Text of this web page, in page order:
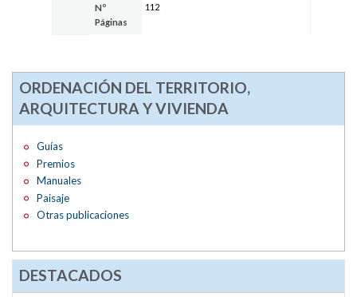
Nº
Páginas
112
ORDENACIÓN DEL TERRITORIO,
ARQUITECTURA Y VIVIENDA
Guías
Premios
Manuales
Paisaje
Otras publicaciones
DESTACADOS